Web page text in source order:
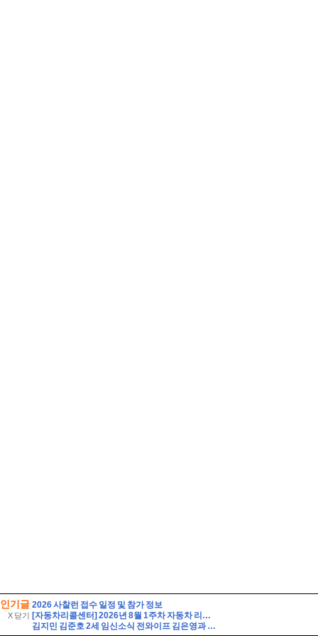
인기글
X 닫기
2026 사찰런 접수 일정 및 참가 정보
[자동차리콜센터] 2026년 8월 1주차 자동차 리콜 및 무상 수리 안내
김지민 김준호 2세 임신소식 전와이프 김은영과 자녀는?